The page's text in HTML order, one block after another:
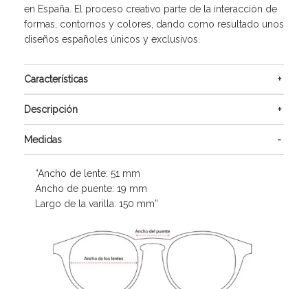
en España. El proceso creativo parte de la interacción de
formas, contornos y colores, dando como resultado unos
diseños españoles únicos y exclusivos.
Características
Descripción
Medidas
“Ancho de lente: 51 mm
Ancho de puente: 19 mm
Largo de la varilla: 150 mm”